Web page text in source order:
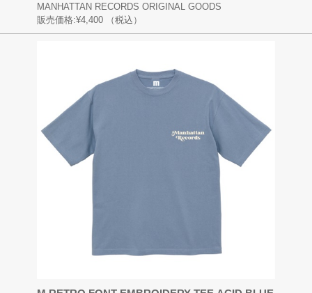
MANHATTAN RECORDS ORIGINAL GOODS
販売価格:¥4,400 （税込）